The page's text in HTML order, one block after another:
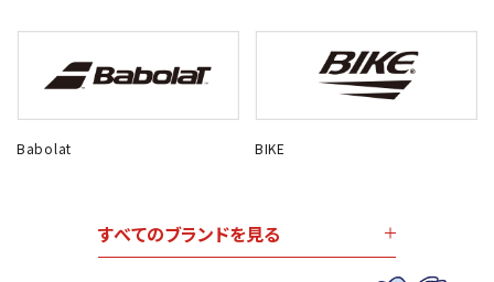
Babolat BIKE
すべてのブランドを見る